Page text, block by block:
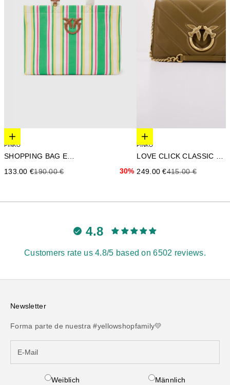
Elige opciones
PINKO
SHOPPING BAG EXTRA
Precio de oferta
133.00 €Precio anterior
190.00 € 30%
Elige opciones
PINKO
LOVE CLICK CLASSIC SHEE
Precio de oferta
249.00 €Precio anterior
415.00 €
4.8
Customers rate us 4.8/5 based on 6502 reviews.
Newsletter
Forma parte de nuestra #yellowshopfamily💛
Weiblich Männlich